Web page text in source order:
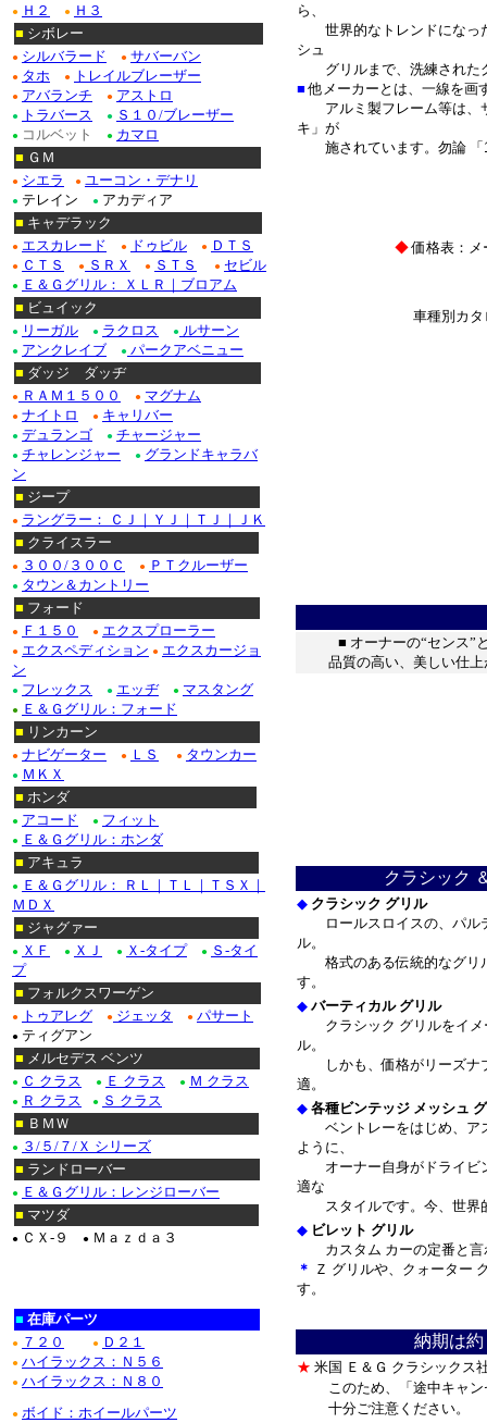
ら、
世界的なトレンドになっ
シュ
グリルまで、洗練された
■ 他メーカーとは、一線を画
アルミ製フレーム等は
キ」が
施されています。 勿論 「
◆価格表：メ
車種別カ
■ オーナーの“センス”
品質の高い、美しい仕
クラシック
◆ クラシック グリル
ロールスロイスの、パル
ル。
格式のある伝統的なグリ
す。
◆ バーティカル グリル
クラシック グリルをイメ
ル。
しかも、価格がリーズナ
適。
◆ 各種ビンテッジ メッシュ
ベントレーをはじめ、ア
ように、
オーナー自身がドライビ
適な
スタイルです。今、世界
◆ ビレット グリル
カスタム カーの定番と言
＊ Ｚ グリルや、クォーター
す。
納期は
★ 米国 Ｅ＆Ｇ クラシックス
このため、「途中キャ
十分ご注意ください。
● Ｈ２ ●
Ｈ３
■ シボレー
● シルバラード ● サバーバン
● タホ ● トレイルブレーザー
● アバランチ ● アストロ
● トラバース ● Ｓ１０/ブレーザー
● コルベット ● カマロ
■ ＧＭ
● シエラ ● ユーコン・デナリ
● テレイン ● アカディア
■ キャデラック
● エスカレード ● ドゥビル ● ＤＴＳ
● ＣＴＳ ● ＳＲＸ ● ＳＴＳ ● セビル
●
Ｅ＆Ｇグリル： ＸＬＲ｜ブロアム
■ ビュイック
● リーガル ● ラクロス ● ルサーン
● アンクレイブ ● パークアベニュー
■ ダッジ ダッヂ
● ＲＡＭ１５００ ● マグナム
● ナイトロ ● キャリバー
● デュランゴ ● チャージャー
● チャレンジャー ● グランドキャラバ
ン
■ ジープ
● ラングラー： ＣＪ｜ＹＪ｜ＴＪ｜ＪＫ
■ クライスラー
● ３００/３００Ｃ ● ＰＴクルーザー
● タウン＆カントリー
■ フォード
● Ｆ１５０ ● エクスプローラー
● エクスペディション ● エクスカージョ
ン
● フレックス ● エッヂ ● マスタング
●
Ｅ＆Ｇグリル：フォード
■ リンカーン
● ナビゲーター ● ＬＳ ● タウンカー
● ＭＫＸ
■ ホンダ
● アコード ● フィット
●
Ｅ＆Ｇグリル：ホンダ
■ アキュラ
●
Ｅ＆Ｇグリル： ＲＬ｜ＴＬ｜ＴＳＸ｜
ＭＤＸ
■ ジャグァー
● ＸＦ ● ＸＪ ● Ｘ-タイプ ●
Ｓ-タイ
プ
■ フォルクスワーゲン
● トゥアレグ ● ジェッタ ● パサート
● ティグアン
■ メルセデス ベンツ
● Ｃ クラス ● Ｅ クラス ● Ｍ クラス
● Ｒ クラス ●
Ｓ クラス
■ ＢＭＷ
●
３/５/７/Ｘ シリーズ
■ ランドローバー
●
Ｅ＆Ｇグリル：レンジローバー
■ マツダ
● ＣＸ-９ ● Ｍａｚｄａ３
■ 在庫パーツ
● ７２０ ● Ｄ２１
● ハイラックス：Ｎ５６
● ハイラックス：Ｎ８０
● ボイド：ホイールパーツ